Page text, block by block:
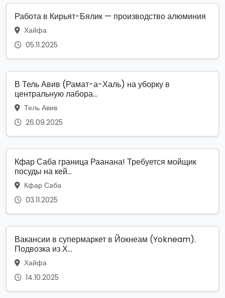
Работа в Кирьят-Бялик — производство алюминия
Хайфа
05.11.2025
В Тель Авив (Рамат-а-Халь) на уборку в
центральную лабора...
Тель Авив
26.09.2025
Кфар Саба граница Раанана! Требуется мойщик
посуды на кей...
Кфар Саба
03.11.2025
Вакансии в супермаркет в Йокнеам (Yokneam).
Подвозка из Х...
Хайфа
14.10.2025